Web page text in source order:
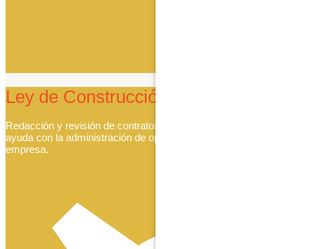
Ley de Construcción
Redacción y revisión de contratos, resolución de conflictos, y
ayuda con la administración de operaciones del día a día de su
empresa.